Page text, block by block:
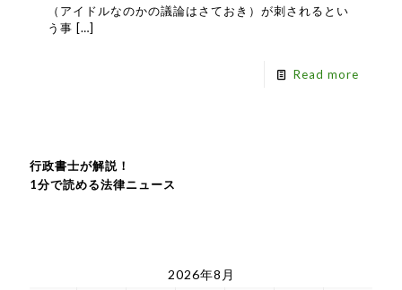
（アイドルなのかの議論はさておき）が刺されるとい
う事 […]
Read more
行政書士が解説！
1分で読める法律ニュース
2026年8月